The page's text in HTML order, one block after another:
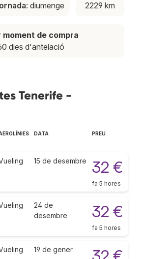
: diumenge
2229 km
moment de compra
dies d'antelació
Tenerife -
DATA PREU
15 de desembre 32 €
fa 5 hores
24 de
desembre
32 €
fa 5 hores
19 de gener